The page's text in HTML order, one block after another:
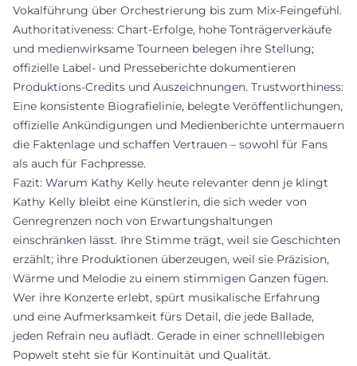
Vokalführung über Orchestrierung bis zum Mix-Feingefühl.
Authoritativeness: Chart-Erfolge, hohe Tonträgerverkäufe
und medienwirksame Tourneen belegen ihre Stellung;
offizielle Label- und Presseberichte dokumentieren
Produktions-Credits und Auszeichnungen. Trustworthiness:
Eine konsistente Biografielinie, belegte Veröffentlichungen,
offizielle Ankündigungen und Medienberichte untermauern
die Faktenlage und schaffen Vertrauen – sowohl für Fans
als auch für Fachpresse.
Fazit: Warum Kathy Kelly heute relevanter denn je klingt
Kathy Kelly bleibt eine Künstlerin, die sich weder von
Genregrenzen noch von Erwartungshaltungen
einschränken lässt. Ihre Stimme trägt, weil sie Geschichten
erzählt; ihre Produktionen überzeugen, weil sie Präzision,
Wärme und Melodie zu einem stimmigen Ganzen fügen.
Wer ihre Konzerte erlebt, spürt musikalische Erfahrung
und eine Aufmerksamkeit fürs Detail, die jede Ballade,
jeden Refrain neu auflädt. Gerade in einer schnelllebigen
Popwelt steht sie für Kontinuität und Qualität.